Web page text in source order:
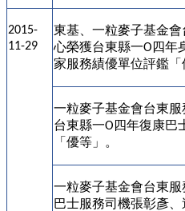
2015-
11-29
東基、一粒麥子基金會
心榮獲台東縣一O 四年
家服務績優單位評鑑「
一粒麥子基金會台東服
台東縣一O 四年復康巴
「優等」。
一粒麥子基金會台東
巴士服務司機張彰彥